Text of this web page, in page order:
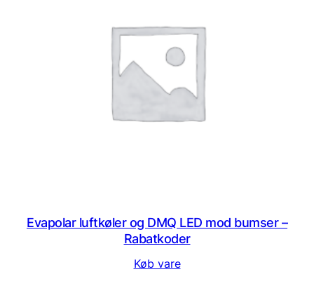
Evapolar luftkøler og DMQ LED mod bumser –
Rabatkoder
Køb vare